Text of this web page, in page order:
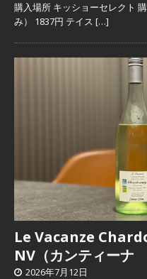
購入場所 キッショーセレクト
み） 1837円 テイス […]
Le Vacanze
NV（カンティーナ
2026年7月12日